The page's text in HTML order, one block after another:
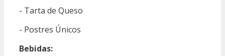
- Tarta de Queso
- Postres Únicos
Bebidas: